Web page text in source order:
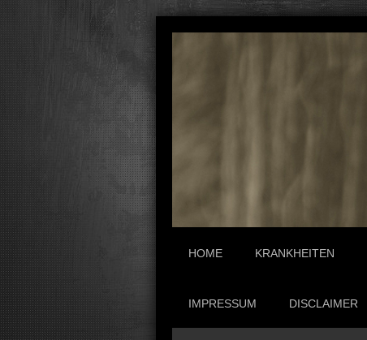
HOME KRANKHEITEN
IMPRESSUM DISCLAIMER